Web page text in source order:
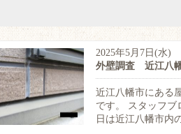
2025年5月7日(水)
外壁調査 近江八
近江八幡市にある
です。 スタッフ
日は近江八幡市